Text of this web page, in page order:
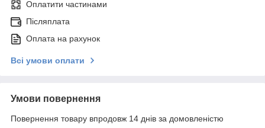
Оплатити частинами
Післяплата
Оплата на рахунок
Всі умови оплати
Умови повернення
Повернення товару впродовж 14 днів за домовленістю